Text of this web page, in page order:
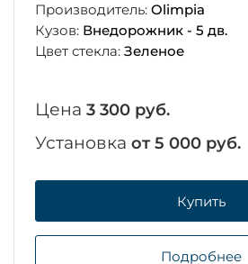
Производитель: Olimpia
Кузов: Внедорожник - 5 дв.
Цвет стекла: Зеленое
Цена 3 300 руб.
Установка от 5 000 руб.
Купить
Подробнее